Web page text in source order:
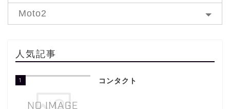
Moto2
人気記事
1 コンタクト